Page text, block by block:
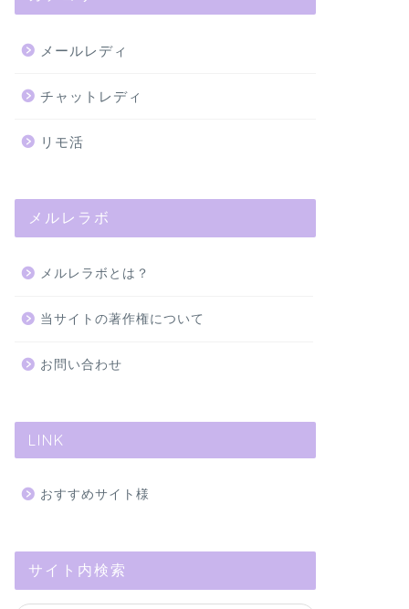
モコムのメ
メールレディ
チャットレディ
リモ活
メルレラボ
メルレラボとは？
当サイトの著作権について
お問い合わせ
LINK
おすすめサイト様
サイト内検索